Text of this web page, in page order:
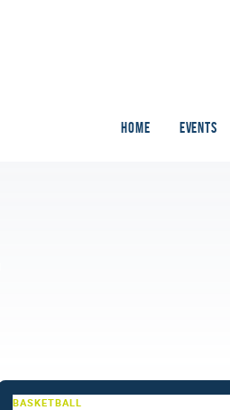
HOME EVENTS
BASKETBALL